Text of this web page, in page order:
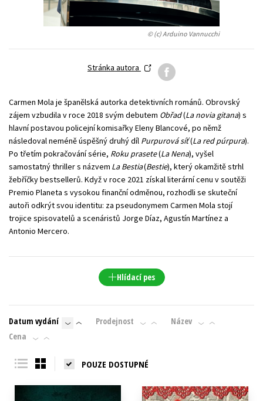
Young adult (SK)
Zahraniční literatura Zdraví a životní styl
© (c) Arduino Vannucchi
Stránka autora
Carmen Mola je španělská autorka detektivních románů. Obrovský
zájem vzbudila v roce 2018 svým debutem Obřad(La novia gitana) s
hlavní postavou policejní komisařky Eleny Blancové, po němž
následoval neméně úspěšný druhý díl Purpurová síť(La red púrpura).
Po třetím pokračování série, Roku prasete(La Nena), vyšel
samostatný thriller s názvem La Bestia(Bestie), který okamžitě strhl
žebříčky bestsellerů. Když v roce 2021 získal literární cenu v soutěži
Premio Planeta s vysokou finanční odměnou, rozhodli se skuteční
autoři odkrýt svou identitu: za pseudonymem Carmen Mola stojí
trojice spisovatelů a scenáristů Jorge Díaz, Agustín Martínez a
Antonio Mercero.
Hlídací pes
Datum vydání Prodejnost
Název
Cena
POUZE DOSTUPNÉ